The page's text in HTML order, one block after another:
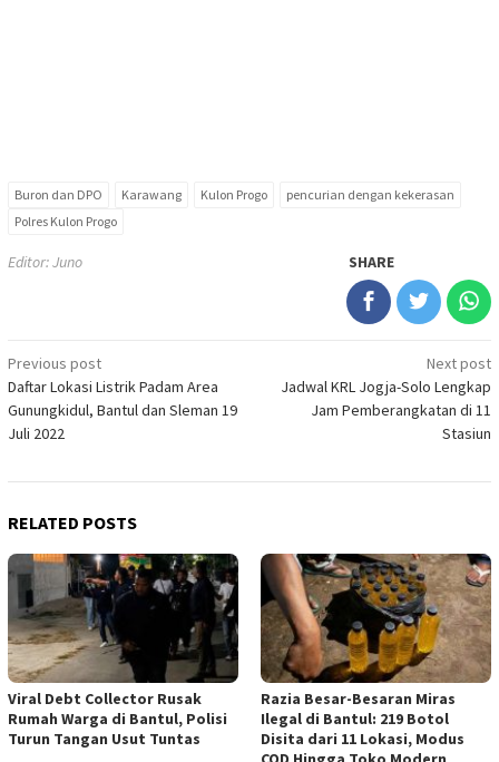
Buron dan DPO Karawang Kulon Progo
pencurian dengan kekerasan
Polres Kulon Progo
Editor: Juno SHARE
Post
navigation
Previous post
Daftar Lokasi Listrik Padam Area
Gunungkidul, Bantul dan Sleman 19
Juli 2022
Next post
Jadwal KRL Jogja-Solo Lengkap
Jam Pemberangkatan di 11
Stasiun
RELATED POSTS
Viral Debt Collector Rusak
Rumah Warga di Bantul, Polisi
Turun Tangan Usut Tuntas
Razia Besar-Besaran Miras
Ilegal di Bantul: 219 Botol
Disita dari 11 Lokasi, Modus